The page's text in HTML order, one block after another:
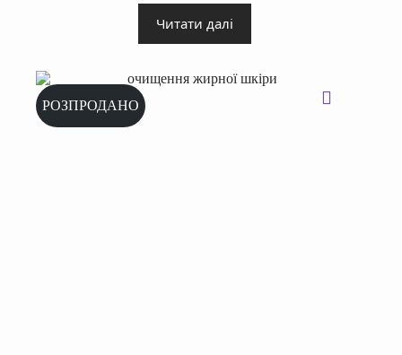
Читати далі
РОЗПРОДАНО